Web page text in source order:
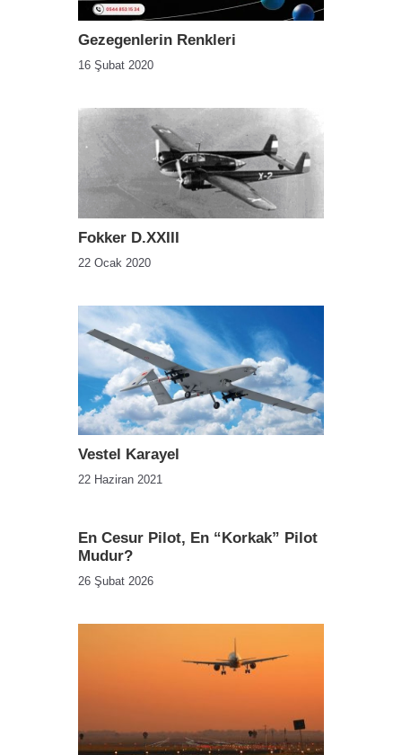
Gezegenlerin Renkleri
16 Şubat 2020
Fokker D.XXIII
22 Ocak 2020
Vestel Karayel
22 Haziran 2021
En Cesur Pilot, En “Korkak” Pilot
Mudur?
26 Şubat 2026